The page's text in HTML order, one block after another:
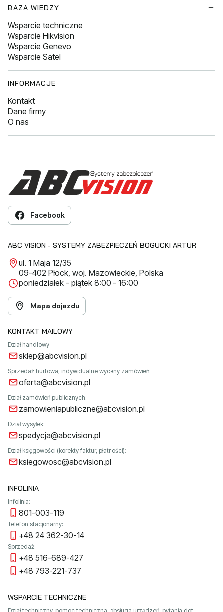
BAZA WIEDZY
Wsparcie techniczne
Wsparcie Hikvision
Wsparcie Genevo
Wsparcie Satel
INFORMACJE
Kontakt
Dane firmy
O nas
Facebook
ABC VISION - SYSTEMY ZABEZPIECZEŃ BOGUCKI ARTUR
ul. 1 Maja 12/35
09-402 Płock, woj. Mazowieckie, Polska
poniedziałek - piątek 8:00 - 16:00
Mapa dojazdu
KONTAKT MAILOWY
Dział handlowy
sklep@abcvision.pl
Sprzedaż hurtowa, indywidualne wyceny zamówień:
oferta@abcvision.pl
Dział zamówień publicznych:
zamowieniapubliczne@abcvision.pl
Dział wysyłek:
spedycja@abcvision.pl
Dział księgowości (korekty faktur, płatności):
ksiegowosc@abcvision.pl
INFOLINIA
Infolinia:
801-003-119
Telefon stacjonarny:
+48 24 362-30-14
Sprzedaż:
+48 516-689-427
+48 793-221-737
WSPARCIE TECHNICZNE
Dział techniczny, pomoc techniczna, obsługa urządzeń, pytania dot.